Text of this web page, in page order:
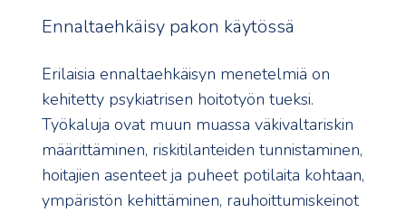
Ennaltaehkäisy pakon käytössä
Erilaisia ennaltaehkäisyn menetelmiä on
kehitetty psykiatrisen hoitotyön tueksi.
Työkaluja ovat muun muassa väkivaltariskin
määrittäminen, riskitilanteiden tunnistaminen,
hoitajien asenteet ja puheet potilaita kohtaan,
ympäristön kehittäminen, rauhoittumiskeinot